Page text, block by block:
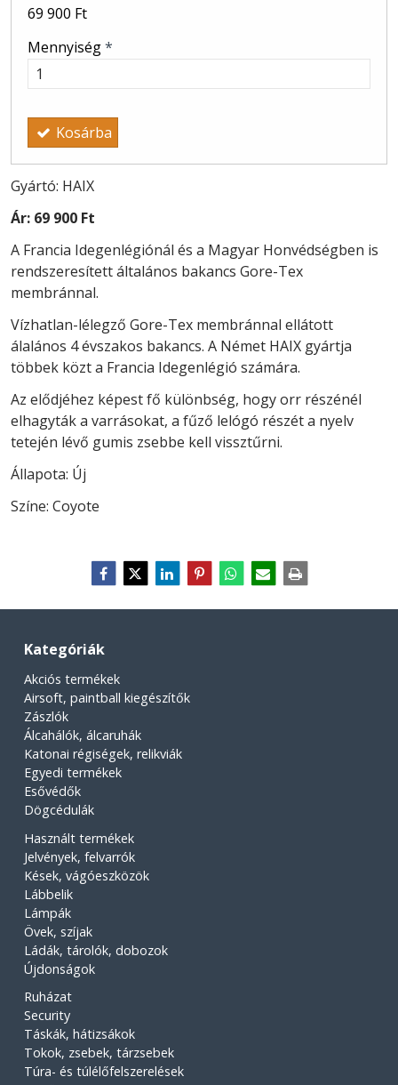
69 900 Ft
Mennyiség*
Kosárba
Gyártó: HAIX
Ár: 69 900 Ft
A Francia Idegenlégiónál és a Magyar Honvédségben is
rendszeresített általános bakancs Gore-Tex
membránnal.
Vízhatlan-lélegző Gore-Tex membránnal ellátott
álalános 4 évszakos bakancs. A Német HAIX gyártja
többek közt a Francia Idegenlégió számára.
Az elődjéhez képest fő különbség, hogy orr részénél
elhagyták a varrásokat, a fűző lelógó részét a nyelv
tetején lévő gumis zsebbe kell vissztűrni.
Állapota: Új
Színe: Coyote
Kategóriák
Akciós termékek
Airsoft, paintball kiegészítők
Zászlók
Álcahálók, álcaruhák
Katonai régiségek, relikviák
Egyedi termékek
Esővédők
Dögcédulák
Használt termékek
Jelvények, felvarrók
Kések, vágóeszközök
Lábbelik
Lámpák
Övek, szíjak
Ládák, tárolók, dobozok
Újdonságok
Ruházat
Security
Táskák, hátizsákok
Tokok, zsebek, tárzsebek
Túra- és túlélőfelszerelések